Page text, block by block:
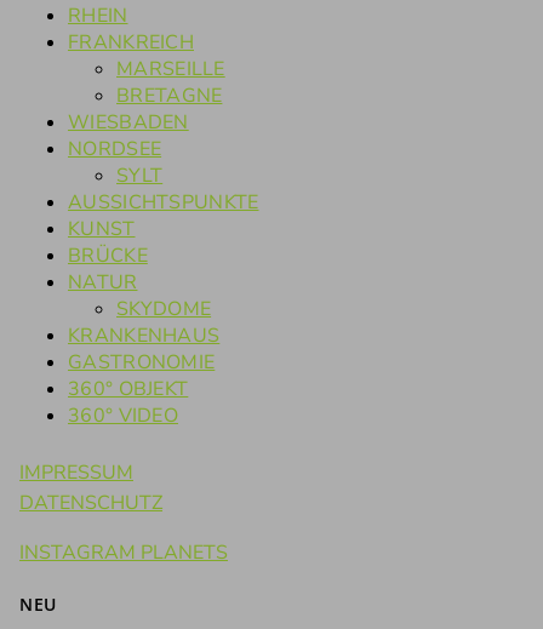
RHEIN
FRANKREICH
MARSEILLE
BRETAGNE
WIESBADEN
NORDSEE
SYLT
AUSSICHTSPUNKTE
KUNST
BRÜCKE
NATUR
SKYDOME
KRANKENHAUS
GASTRONOMIE
360° OBJEKT
360° VIDEO
IMPRESSUM
DATENSCHUTZ
INSTAGRAM PLANETS
NEU